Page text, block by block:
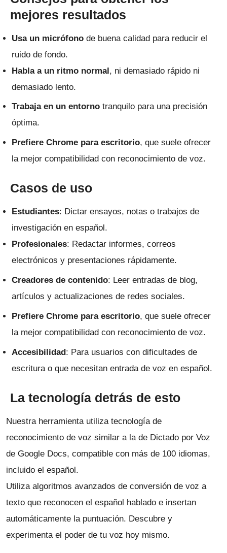
mejores resultados
Usa un micrófonode buena calidad para reducir el
ruido de fondo.
Habla a un ritmo normal, ni demasiado rápido ni
demasiado lento.
Trabaja en un entornotranquilo para una precisión
óptima.
Prefiere Chrome para escritorio, que suele ofrecer
la mejor compatibilidad con reconocimiento de voz.
Casos de uso
Estudiantes: Dictar ensayos, notas o trabajos de
investigación en español.
Profesionales: Redactar informes, correos
electrónicos y presentaciones rápidamente.
Creadores de contenido: Leer entradas de blog,
artículos y actualizaciones de redes sociales.
Prefiere Chrome para escritorio, que suele ofrecer
la mejor compatibilidad con reconocimiento de voz.
Accesibilidad: Para usuarios con dificultades de
escritura o que necesitan entrada de voz en español.
La tecnología detrás de esto
Nuestra herramienta utiliza tecnología de
reconocimiento de voz similar a la de Dictado por Voz
de Google Docs, compatible con más de 100 idiomas,
incluido el español.
Utiliza algoritmos avanzados de conversión de voz a
texto que reconocen el español hablado e insertan
automáticamente la puntuación. Descubre y
experimenta el poder de tu voz hoy mismo.